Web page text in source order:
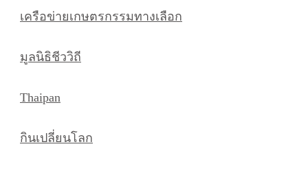
เครือข่ายเกษตรกรรมทางเลือก
มูลนิธิชีววิถี
Thaipan
กินเปลี่ยนโลก